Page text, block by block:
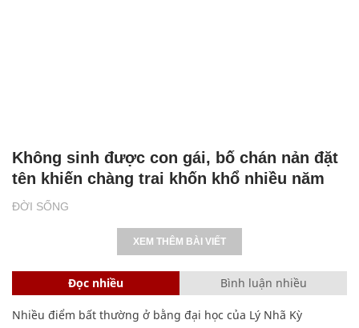
ĐỜI SỐNG
Không sinh được con gái, bố chán nản đặt
tên khiến chàng trai khốn khổ nhiều năm
XEM THÊM BÀI VIẾT
Đọc nhiều Bình luận nhiều
Nhiều điểm bất thường ở bằng đại học của Lý Nhã Kỳ